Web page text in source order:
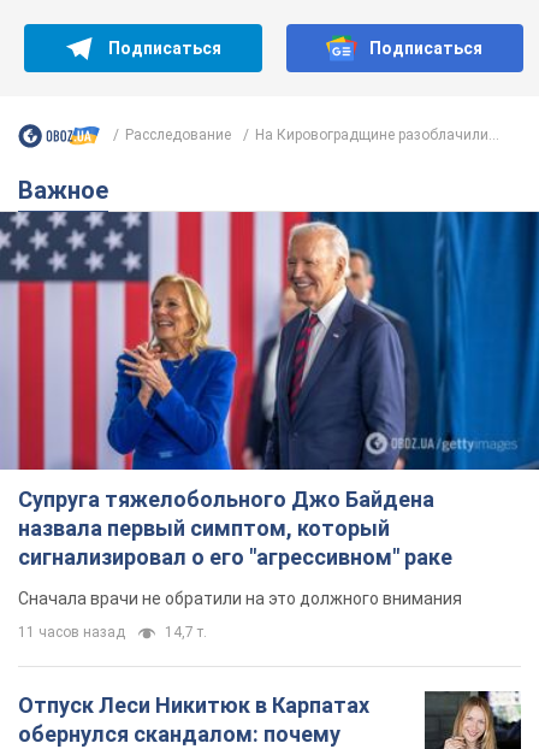
Подписаться Подписаться
Расследование На Кировоградщине разоблачили...
Важное
Супруга тяжелобольного Джо Байдена
назвала первый симптом, который
сигнализировал о его "агрессивном" раке
Сначала врачи не обратили на это должного внимания
11 часов назад 14,7 т.
Отпуск Леси Никитюк в Карпатах
обернулся скандалом: почему